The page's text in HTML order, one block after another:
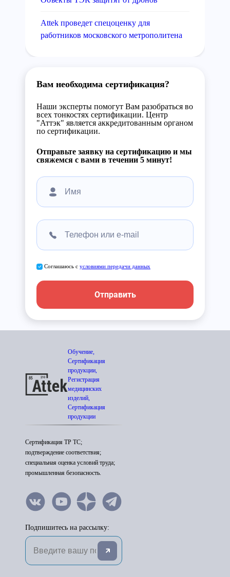
Attek проведет спецоценку для
работников московского метрополитена
Вам необходима сертификация?
Наши эксперты помогут Вам разобраться во
всех тонкостях сертификации. Центр
"Аттэк" является аккредитованным органом
по сертификации.
Отправьте заявку на сертификацию и мы
свяжемся с вами в течении 5 минут!
Соглашаюсь с условиями передачи данных
Отправить
Обучение,
Сертификация
продукции,
Регистрация
медицинских
изделий,
Сертификация
продукции
Сертификация ТР ТС;
подтверждение соответствия;
специальная оценка условий труда;
промышленная безопасность.
Подпишитесь на рассылку: